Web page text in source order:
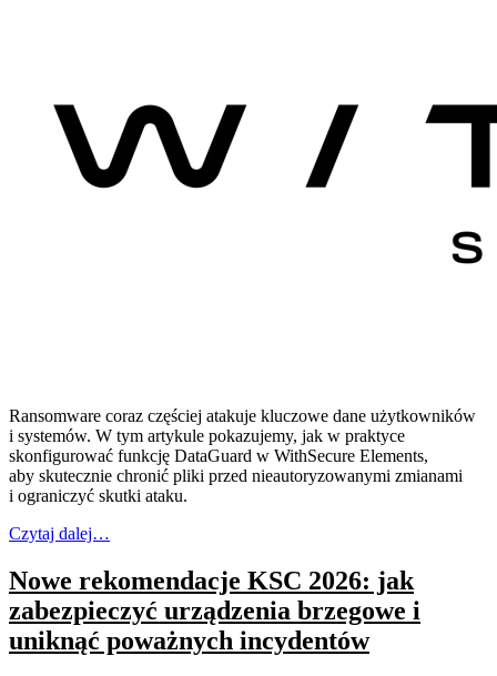
Ransomware coraz częściej atakuje kluczowe dane użytkowników
i systemów. W tym artykule pokazujemy, jak w praktyce
skonfigurować funkcję DataGuard w WithSecure Elements,
aby skutecznie chronić pliki przed nieautoryzowanymi zmianami
i ograniczyć skutki ataku.
Czytaj dalej…
Nowe rekomendacje KSC 2026: jak
zabezpieczyć urządzenia brzegowe i
uniknąć poważnych incydentów